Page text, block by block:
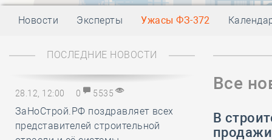
Новости Эксперты Ужасы ФЗ-372
ПОСЛЕДНИЕ НОВОСТИ
28.12, 12:00 0 5535
ЗаНоСтрой.РФ поздравляет всех
представителей строительной
Все
В